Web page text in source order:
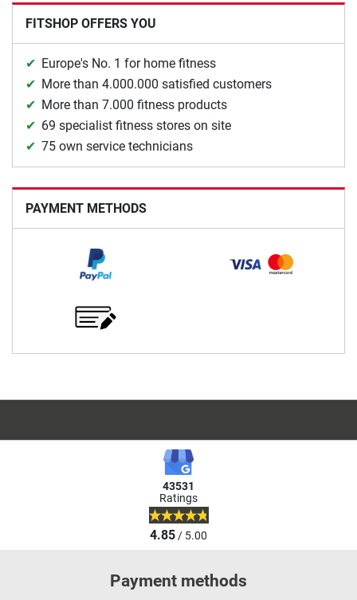
FITSHOP OFFERS YOU
Europe's No. 1 for home fitness
More than 4.000.000 satisfied customers
More than 7.000 fitness products
69 specialist fitness stores on site
75 own service technicians
PAYMENT METHODS
43531
Ratings
4.85/ 5.00
Payment methods